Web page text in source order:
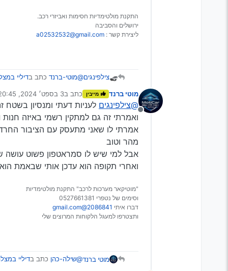
התקנת מולטימדיות חסימות ואביזרי רכב.
ירושלים והסביבה
ליצירת קשר : a02532532@gmail.com
צילפינגים@מוטי-ברנד כתב בדיליי
פשוט להדביק את
זה כ"כ משנה?
מודבקת על איזה חתיכת
מנותק
מוטי ברנד מייבין כתב ב3 בספט׳ 2024, 20:45
נערך לאחרונה על ידי
@צילפינגים לעניות דעתי ומנסיון
ואמרתי זה גם למתקין רשמי באיזה
אמרתי לו שאני מתעסק עם הציבור החרדי
מהר וטוב
אבל למי שיש לו סמראטפון פשוט עושה
ואחרי תקופה הוא עדכן אותי שבאמת
"מוטיקאר מערכות לרכב" התקנת מולטימדיות
וסימים של נטפרי 0527661381
דברו איתי 2086841@gmail.com
ותצטרפו למעגל הלקוחות המרוצים שלי
מוטי ברנד@שילה-כהן כתב בדיליי